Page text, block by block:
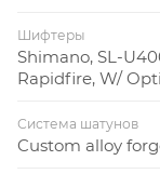
Шифтеры
Shimano, SL-
Rapidfire, W/
Система шатунов
Custom alloy